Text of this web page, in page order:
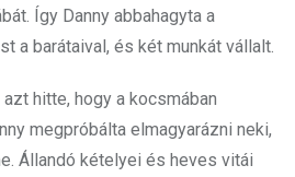
Így Danny abbahagyta a
a barátaival, és két munkát vállalt.
hitte, hogy a kocsmában
megpróbálta elmagyarázni neki,
Állandó kételyei és heves vitái